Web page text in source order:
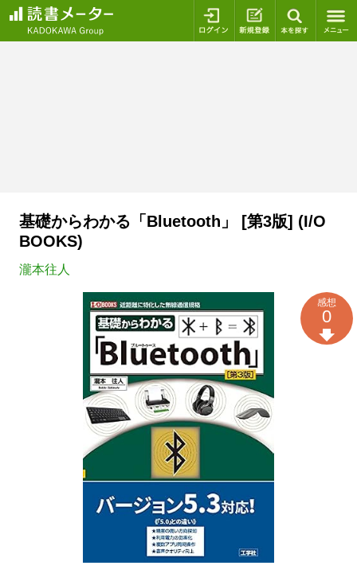
ログイン 新規登録
基礎からわかる「Bluetooth」 [第3版] (I/O
BOOKS)
瀧本往人
感想
0